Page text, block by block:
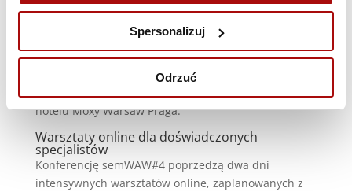
Spersonalizuj
Odrzuć
i oddzielenia realnych korzyści od powszechnego
szumu informacyjnego.
Zaraz po zakończeniu oficjalnej części uczestnicy
spotkają się na jeszcze więcej networkingu i
branżowych rozmów podczas AfterParty w barze
hotelu Moxy Warsaw Praga.
Warsztaty online dla doświadczonych
specjalistów
Konferencję semWAW#4 poprzedzą dwa dni
intensywnych warsztatów online, zaplanowanych z